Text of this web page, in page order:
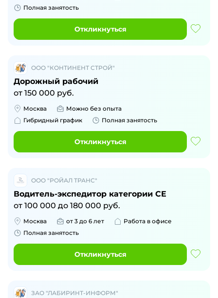
Полная занятость
Откликнуться
ООО "КОНТИНЕНТ СТРОЙ"
Дорожный рабочий
от 150 000 руб.
Москва
Можно без опыта
Гибридный график
Полная занятость
Откликнуться
ООО "РОЙАЛ ТРАНС"
Водитель-экспедитор категории CE
от 100 000 до 180 000 руб.
Москва от 3 до 6 лет
Работа в офисе
Полная занятость
Откликнуться
ЗАО "ЛАБИРИНТ-ИНФОРМ"